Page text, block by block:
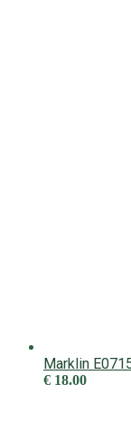
Marklin
€ 18.00